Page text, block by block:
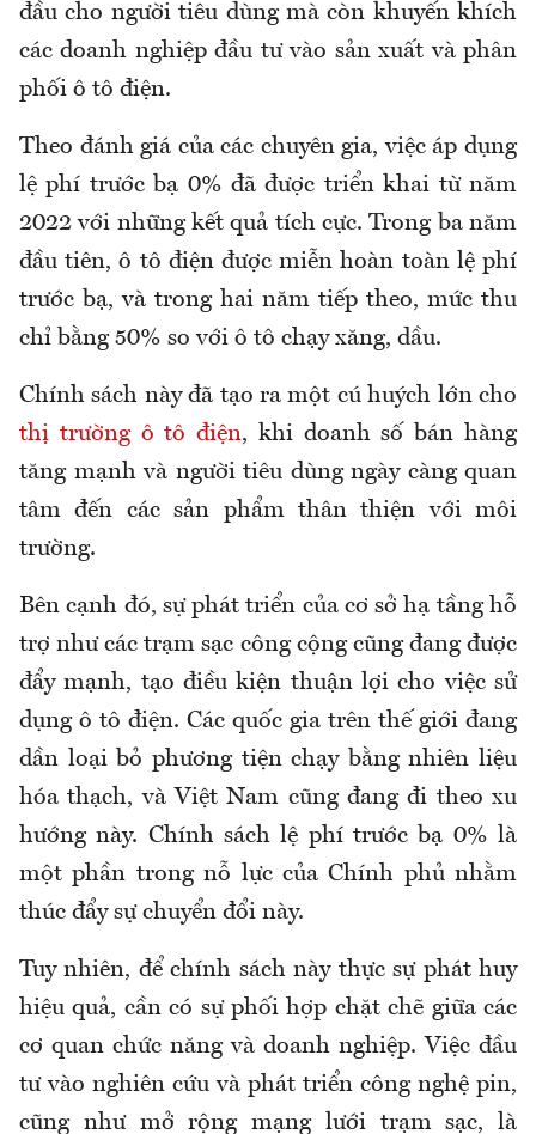
đầu cho người tiêu dùng mà còn khuyến khích
các doanh nghiệp đầu tư vào sản xuất và phân
phối ô tô điện.
Theo đánh giá của các chuyên gia, việc áp dụng
lệ phí trước bạ 0% đã được triển khai từ năm
2022 với những kết quả tích cực. Trong ba năm
đầu tiên, ô tô điện được miễn hoàn toàn lệ phí
trước bạ, và trong hai năm tiếp theo, mức thu
chỉ bằng 50% so với ô tô chạy xăng, dầu.
Chính sách này đã tạo ra một cú huých lớn cho
thị trường ô tô điện, khi doanh số bán hàng
tăng mạnh và người tiêu dùng ngày càng quan
tâm đến các sản phẩm thân thiện với môi
trường.
Bên cạnh đó, sự phát triển của cơ sở hạ tầng hỗ
trợ như các trạm sạc công cộng cũng đang được
đẩy mạnh, tạo điều kiện thuận lợi cho việc sử
dụng ô tô điện. Các quốc gia trên thế giới đang
dần loại bỏ phương tiện chạy bằng nhiên liệu
hóa thạch, và Việt Nam cũng đang đi theo xu
hướng này. Chính sách lệ phí trước bạ 0% là
một phần trong nỗ lực của Chính phủ nhằm
thúc đẩy sự chuyển đổi này.
Tuy nhiên, để chính sách này thực sự phát huy
hiệu quả, cần có sự phối hợp chặt chẽ giữa các
cơ quan chức năng và doanh nghiệp. Việc đầu
tư vào nghiên cứu và phát triển công nghệ pin,
cũng như mở rộng mạng lưới trạm sạc, là